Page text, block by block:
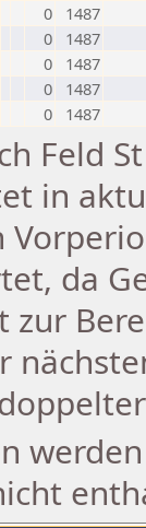
0
1487
0
1487
0
1487
0
1487
0 1487
Feld
in
da
zur